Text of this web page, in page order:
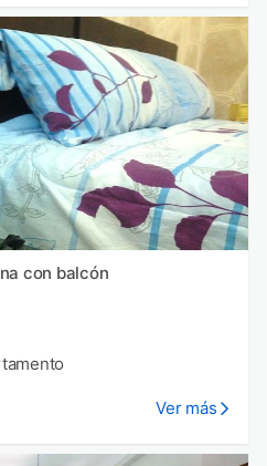
con balcón
Ver más